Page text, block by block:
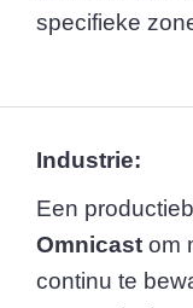
specifieke
Industrie:
Een
Omnicast om
continu te